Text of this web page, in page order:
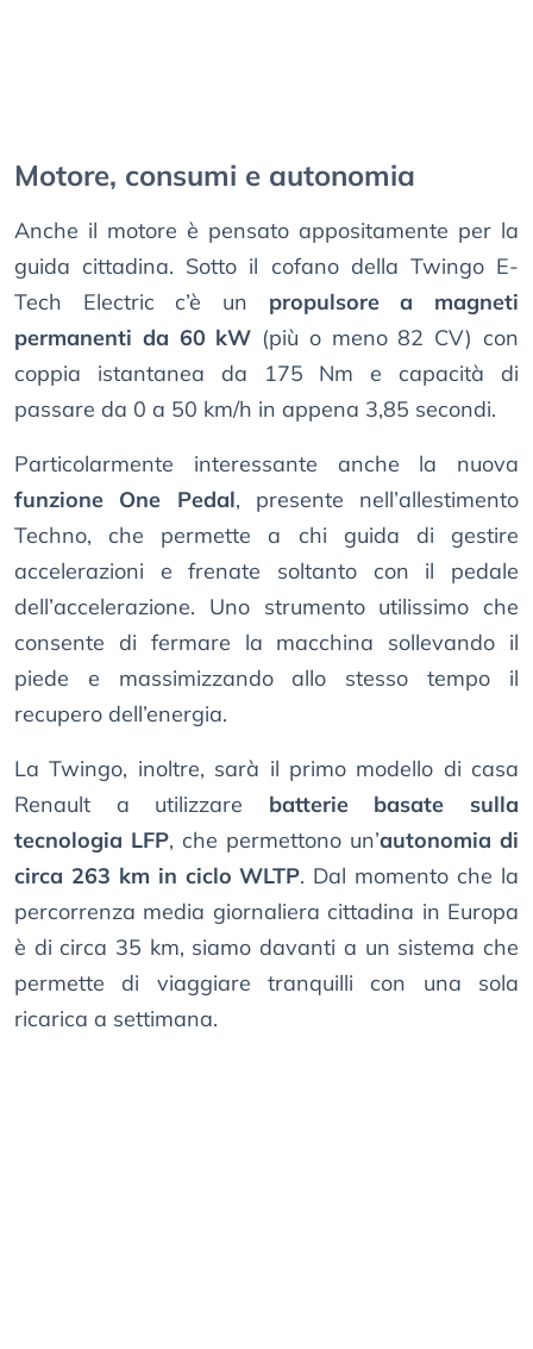
Motore, consumi e autonomia
Anche il motore è pensato appositamente per la
guida cittadina. Sotto il cofano della Twingo E-
Tech Electric c’è un propulsore a magneti
permanenti da 60 kW (più o meno 82 CV) con
coppia istantanea da 175 Nm e capacità di
passare da 0 a 50 km/h in appena 3,85 secondi.
Particolarmente interessante anche la nuova
funzione One Pedal, presente nell’allestimento
Techno, che permette a chi guida di gestire
accelerazioni e frenate soltanto con il pedale
dell’accelerazione. Uno strumento utilissimo che
consente di fermare la macchina sollevando il
piede e massimizzando allo stesso tempo il
recupero dell’energia.
La Twingo, inoltre, sarà il primo modello di casa
Renault a utilizzare batterie basate sulla
tecnologia LFP, che permettono un’autonomia di
circa 263 km in ciclo WLTP. Dal momento che la
percorrenza media giornaliera cittadina in Europa
è di circa 35 km, siamo davanti a un sistema che
permette di viaggiare tranquilli con una sola
ricarica a settimana.